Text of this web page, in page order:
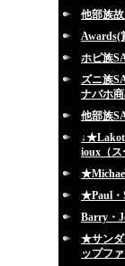
他部族
Awards(
ホピ族
ズニ族
ナバホ商
他部族
ioux（
★Paul・
Barry・
★サンダ
ップフ